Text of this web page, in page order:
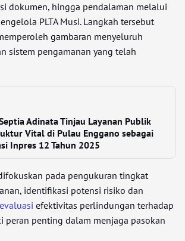
dokumen, hingga pendalaman melalui
PLTA Musi. Langkah tersebut
gambaran menyeluruh
sistem pengamanan yang telah
Adinata Tinjau Layanan Publik
Vital di Pulau Enggano sebagai
Inpres 12 Tahun 2025
pada pengukuran tingkat
identifikasi potensi risiko dan
evaluasi efektivitas perlindungan terhadap
peran penting dalam menjaga pasokan